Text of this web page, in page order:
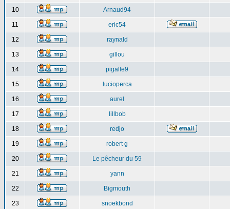
10 Arnaud94
11 eric54
12 raynald
13 gillou
14 pigalle9
15 lucioperca
16 aurel
17 lillbob
18 redjo
19 robert g
20 Le pêcheur du 59
21 yann
22 Bigmouth
23 snoekbond